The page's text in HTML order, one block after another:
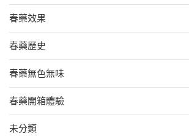
春藥效果
春藥歷史
春藥無色無味
春藥開箱體驗
未分類